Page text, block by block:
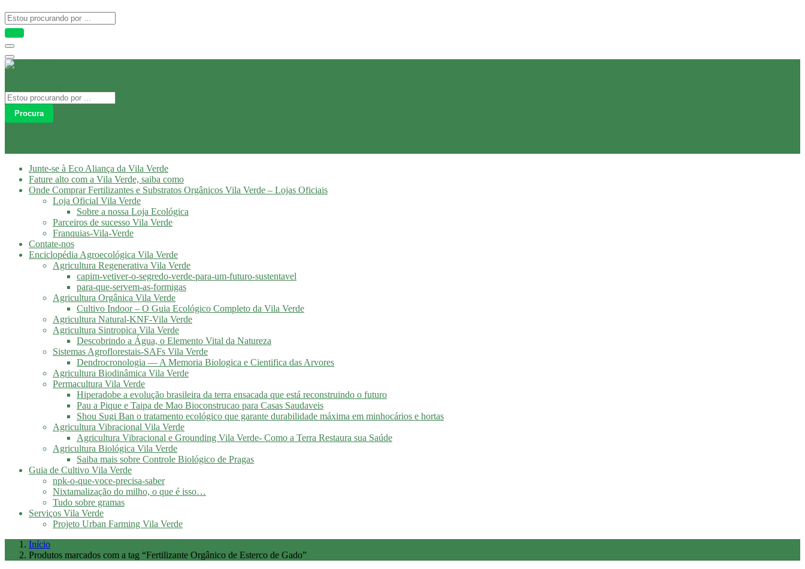
Procura
Junte-se à Eco Aliança da Vila Verde
Fature alto com a Vila Verde, saiba como
Onde Comprar Fertilizantes e Substratos Orgânicos Vila Verde – Lojas Oficiais
Loja Oficial Vila Verde
Sobre a nossa Loja Ecológica
Parceiros de sucesso Vila Verde
Franquias-Vila-Verde
Contate-nos
Enciclopédia Agroecológica Vila Verde
Agricultura Regenerativa Vila Verde
capim-vetiver-o-segredo-verde-para-um-futuro-sustentavel
para-que-servem-as-formigas
Agricultura Orgânica Vila Verde
Cultivo Indoor – O Guia Ecológico Completo da Vila Verde
Agricultura Natural-KNF-Vila Verde
Agricultura Sintropica Vila Verde
Descobrindo a Água, o Elemento Vital da Natureza
Sistemas Agroflorestais-SAFs Vila Verde
Dendrocronologia — A Memoria Biologica e Cientifica das Arvores
Agricultura Biodinâmica Vila Verde
Permacultura Vila Verde
Hiperadobe a evolução brasileira da terra ensacada que está reconstruindo o futuro
Pau a Pique e Taipa de Mao Bioconstrucao para Casas Saudaveis
Shou Sugi Ban o tratamento ecológico que garante durabilidade máxima em minhocários e hortas
Agricultura Vibracional Vila Verde
Agricultura Vibracional e Grounding Vila Verde- Como a Terra Restaura sua Saúde
Agricultura Biológica Vila Verde
Saiba mais sobre Controle Biológico de Pragas
Guia de Cultivo Vila Verde
npk-o-que-voce-precisa-saber
Nixtamalização do milho, o que é isso…
Tudo sobre gramas
Serviços Vila Verde
Projeto Urban Farming Vila Verde
Início
Produtos marcados com a tag “Fertilizante Orgânico de Esterco de Gado”